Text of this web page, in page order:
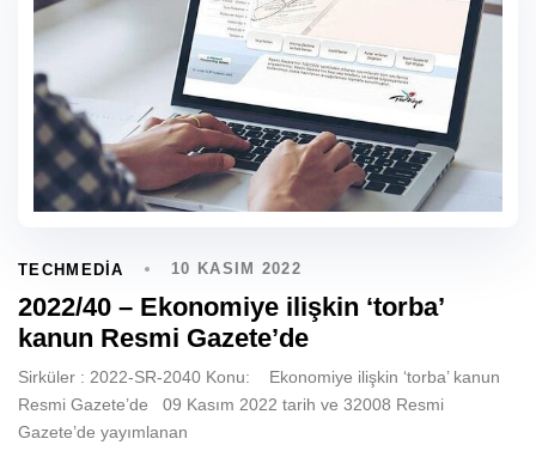
TECHMEDIA 10 KASIM 2022
2022/40 – Ekonomiye ilişkin ‘torba’
kanun Resmi Gazete’de
Sirküler : 2022-SR-2040 Konu: Ekonomiye ilişkin ‘torba’ kanun
Resmi Gazete’de 09 Kasım 2022 tarih ve 32008 Resmi
Gazete’de yayımlanan